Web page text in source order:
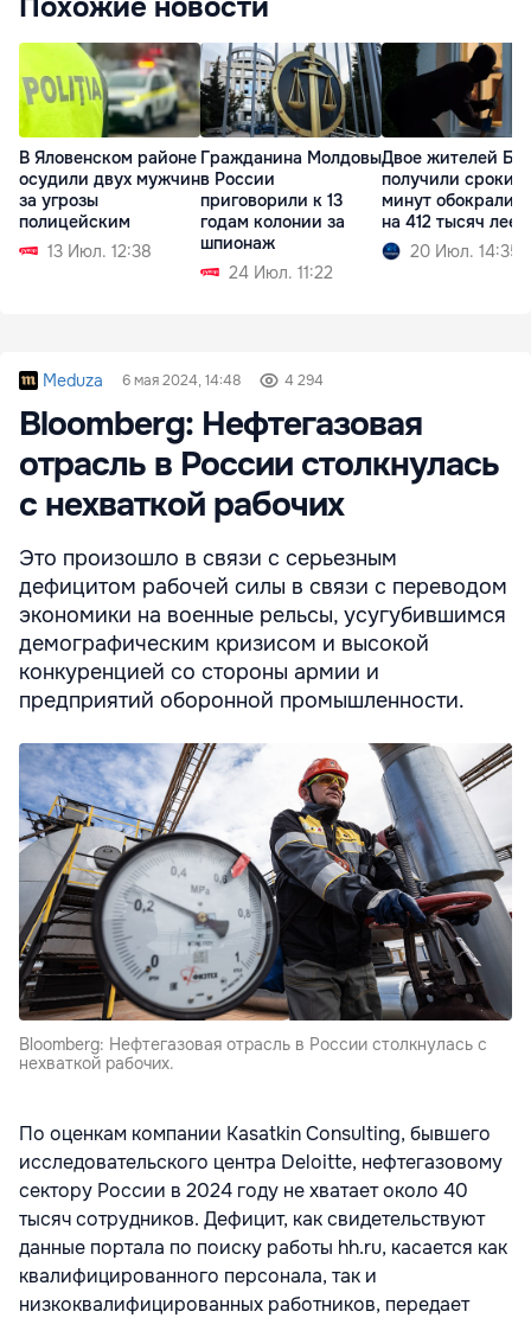
В Яловенском районе
осудили двух мужчин
за угрозы
полицейским
13 Июл. 12:38
Гражданина Молдовы
в России
приговорили к 13
годам колонии за
шпионаж
24 Июл. 11:22
Двое жителей
получили сроки:
минут обокрали
на 412 тысяч леев
20 Июл. 14:35
Meduza 6 мая 2024, 14:48 4 294
Bloomberg: Нефтегазовая
отрасль в России столкнулась
с нехваткой рабочих
Это произошло в связи с серьезным
дефицитом рабочей силы в связи с переводом
экономики на военные рельсы, усугубившимся
демографическим кризисом и высокой
конкуренцией со стороны армии и
предприятий оборонной промышленности.
Bloomberg: Нефтегазовая отрасль в России столкнулась с
нехваткой рабочих.
По оценкам компании Kasatkin Consulting, бывшего
исследовательского центра Deloitte, нефтегазовому
сектору России в 2024 году не хватает около 40
тысяч сотрудников. Дефицит, как свидетельствуют
данные портала по поиску работы hh.ru, касается как
квалифицированного персонала, так и
низкоквалифицированных работников, передает